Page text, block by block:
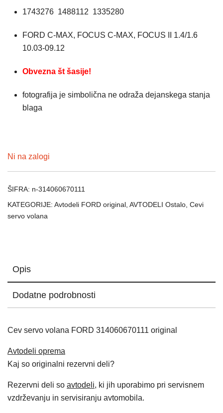
1743276 1488112 1335280
FORD C-MAX, FOCUS C-MAX, FOCUS II 1.4/1.6
10.03-09.12
Obvezna št šasije!
fotografija je simbolična ne odraža dejanskega stanja
blaga
Ni na zalogi
ŠIFRA: n-314060670111
KATEGORIJE: Avtodeli FORD original AVTODELI Ostalo Cevi
servo volana
Opis
Dodatne podrobnosti
Cev servo volana FORD 314060670111 original
Avtodeli oprema
Kaj so originalni rezervni deli?
Rezervni deli so avtodeli, ki jih uporabimo pri servisnem
vzdrževanju in servisiranju avtomobila.